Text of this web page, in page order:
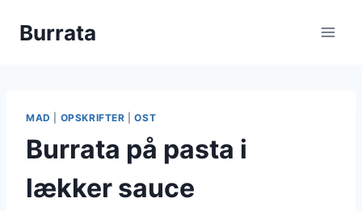
Burrata
MAD OPSKRIFTER |OST
Burrata på pasta i
lækker sauce